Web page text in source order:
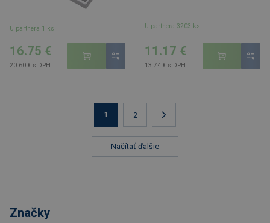
U partnera 1 ks
16.75 €
20.60 € s DPH
U partnera 3203 ks
11.17 €
13.74 € s DPH
Načítať ďalšie
1 2
Značky